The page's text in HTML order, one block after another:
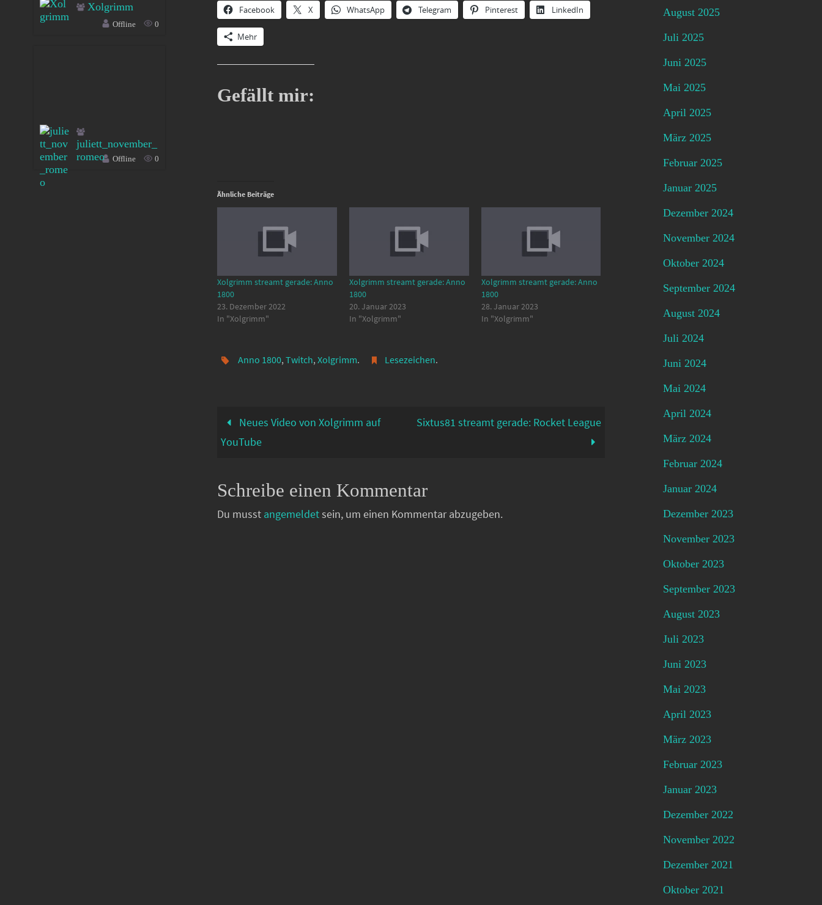
Facebook X WhatsApp Telegram Pinterest LinkedIn
Mehr
Gefällt mir:
Ähnliche Beiträge
Xolgrimm streamt gerade: Anno
1800
23. Dezember 2022
In "Xolgrimm"
Xolgrimm streamt gerade: Anno
1800
20. Januar 2023
In "Xolgrimm"
Xolgrimm streamt gerade: Anno
1800
28. Januar 2023
In "Xolgrimm"
Anno 1800, Twitch, Xolgrimm. Lesezeichen.
Neues Video von Xolgrimm auf
YouTube
Sixtus81 streamt gerade: Rocket League
Schreibe einen Kommentar
Du musst angemeldetsein, um einen Kommentar abzugeben.
Xolgrimm
Offline 0
juliett_november_
romeo
Offline 0
August 2025
Juli 2025
Juni 2025
Mai 2025
April 2025
März 2025
Februar 2025
Januar 2025
Dezember 2024
November 2024
Oktober 2024
September 2024
August 2024
Juli 2024
Juni 2024
Mai 2024
April 2024
März 2024
Februar 2024
Januar 2024
Dezember 2023
November 2023
Oktober 2023
September 2023
August 2023
Juli 2023
Juni 2023
Mai 2023
April 2023
März 2023
Februar 2023
Januar 2023
Dezember 2022
November 2022
Dezember 2021
Oktober 2021